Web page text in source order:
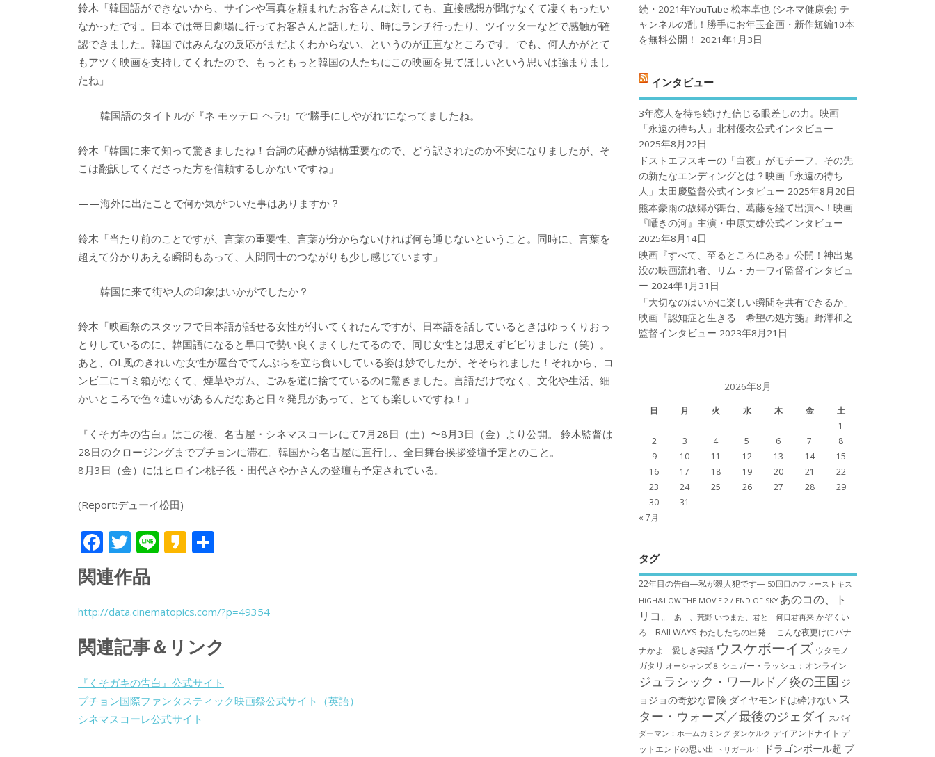
鈴木「韓国語ができないから、サインや写真を頼まれたお客さんに対しても、直接感想が聞けなくて凄くもったい
なかったです。日本では毎日劇場に行ってお客さんと話したり、時にランチ行ったり、ツイッターなどで感触が確
認できました。韓国ではみんなの反応がまだよくわからない、というのが正直なところです。でも、何人かがとて
もアツく映画を支持してくれたので、もっともっと韓国の人たちにこの映画を見てほしいという思いは強まりまし
たね」
——韓国語のタイトルが『ネ モッテロ ヘラ!』で“勝手にしやがれ”になってましたね。
鈴木「韓国に来て知って驚きましたね！台詞の応酬が結構重要なので、どう訳されたのか不安になりましたが、そ
こは翻訳してくださった方を信頼するしかないですね」
——海外に出たことで何か気がついた事はありますか？
鈴木「当たり前のことですが、言葉の重要性、言葉が分からないければ何も通じないということ。同時に、言葉を
超えて分かりあえる瞬間もあって、人間同士のつながりも少し感じています」
——韓国に来て街や人の印象はいかがでしたか？
鈴木「映画祭のスタッフで日本語が話せる女性が付いてくれたんですが、日本語を話しているときはゆっくりおっ
とりしているのに、韓国語になると早口で勢い良くまくしたてるので、同じ女性とは思えずビビりました（笑）。
あと、OL風のきれいな女性が屋台でてんぷらを立ち食いしている姿は妙でしたが、そそられました！それから、コ
ンビ二にゴミ箱がなくて、煙草やガム、ごみを道に捨てているのに驚きました。言語だけでなく、文化や生活、細
かいところで色々違いがあるんだなあと日々発見があって、とても楽しいですね！」
『くそガキの告白』はこの後、名古屋・シネマスコーレにて7月28日（土）〜8月3日（金）より公開。 鈴木監督は
28日のクロージングまでプチョンに滞在。韓国から名古屋に直行し、全日舞台挨拶登壇予定とのこと。
8月3日（金）にはヒロイン桃子役・田代さやかさんの登壇も予定されている。
(Report:デューイ松田)
F
ac
e
b
o
o
k
T
w
itt
er
Li K
a
関連作品
http://data.cinematopics.com/?p=49354
関連記事＆リンク
『くそガキの告白』公式サイト
プチョン国際ファンタスティック映画祭公式サイト（英語）
シネマスコーレ公式サイト
続・2021年YouTube 松本卓也 (シネマ健康会) チ
ャンネルの乱！勝手にお年玉企画・新作短編10本
を無料公開！
2021年1月3日
インタビュー
3年恋人を待ち続けた信じる眼差しの力。映画
「永遠の待ち人」北村優衣公式インタビュー
2025年8月22日
ドストエフスキーの「白夜」がモチーフ。その先
の新たなエンディングとは？映画「永遠の待ち
人」太田慶監督公式インタビュー 2025年8月20日
熊本豪雨の故郷が舞台、葛藤を経て出演へ！映画
『囁きの河』主演・中原丈雄公式インタビュー
2025年8月14日
映画『すべて、至るところにある』公開！神出鬼
没の映画流れ者、リム・カーワイ監督インタビュ
ー 2024年1月31日
「大切なのはいかに楽しい瞬間を共有できるか」
映画『認知症と生きる 希望の処方箋』野澤和之
監督インタビュー 2023年8月21日
2026年8月
日 月 火 水 木 金
土
1
2
3 4 5 6 7
8
9
10 11 12 13 14
15
16
17 18 19 20 21
22
23
24 25 26 27 28
29
30
31
« 7月
タグ
22年目の告白―私が殺人犯です― 50回目のファーストキス
HiGH&LOW THE MOVIE 2 / END OF SKY あのコの、ト
リコ。
あゝ、荒野 いつまた、君と 何日君再来 かぞくい
ろ―RAILWAYS わたしたちの出発― こんな夜更けにバナ
ナかよ 愛しき実話 ウスケボーイズ ウタモノ
ガタリ オーシャンズ８ シュガー・ラッシュ：オ​ンライン
ジュラシック・ワールド／炎の王国 ジ
ョジョの奇妙な冒険 ダイヤモンドは砕けない ス
ター・ウォーズ／最後のジェダイ スパイ
ダーマン：ホームカミング ダンケルク デイアンドナイト デ
ットエンドの思い出
トリガール！ ドラゴンボール超 ブ